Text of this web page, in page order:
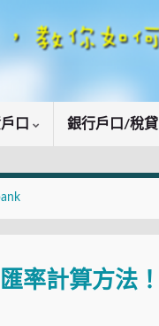
口 銀行戶口/稅貸
率計算方法！